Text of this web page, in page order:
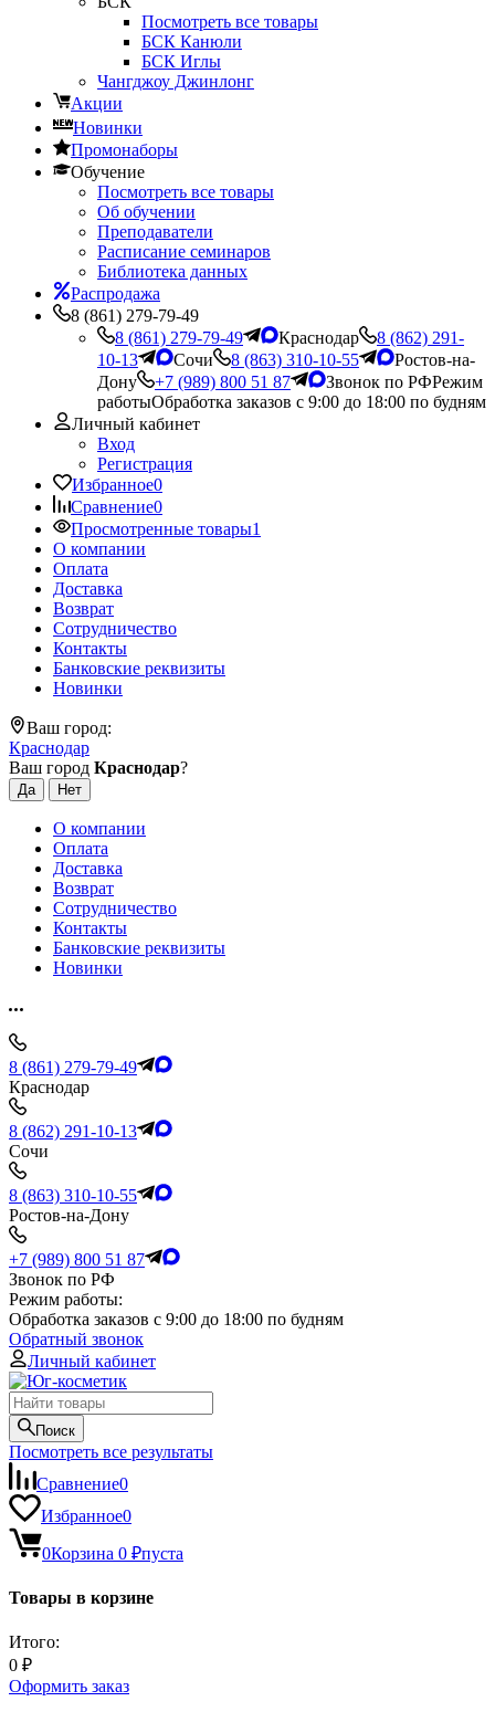
Посмотреть все товары
БСК Канюли
БСК Иглы
Чангджоу Джинлонг
Акции
Новинки
Промонаборы
Обучение
Посмотреть все товары
Об обучении
Преподаватели
Расписание семинаров
Библиотека данных
Распродажа
8 (861) 279-79-49
8 (861) 279-79-49
Краснодар
8 (862) 291-
10-13
Сочи 8 (863) 310-10-55
Ростов-на-
Дону
+7 (989) 800 51 87 Звонок по РФРежим
работыОбработка заказов с 9:00 до 18:00 по будням
Личный кабинет
Вход
Регистрация
Избранное0
Сравнение0
Просмотренные товары1
О компании
Оплата
Доставка
Возврат
Сотрудничество
Контакты
Банковские реквизиты
Новинки
Ваш город:
Краснодар
Ваш город Краснодар?
О компании
Оплата
Доставка
Возврат
Сотрудничество
Контакты
Банковские реквизиты
Новинки
8 (861) 279-79-49
Краснодар
8 (862) 291-10-13
Сочи
8 (863) 310-10-55
Ростов-на-Дону
+7 (989) 800 51 87
Звонок по РФ
Режим работы:
Обработка заказов с 9:00 до 18:00 по будням
Обратный звонок
Личный кабинет
Поиск
Посмотреть все результаты
Сравнение0
Избранное0
0Корзина 0 ₽пуста
Товары в корзине
Итого:
0 ₽
Оформить заказ